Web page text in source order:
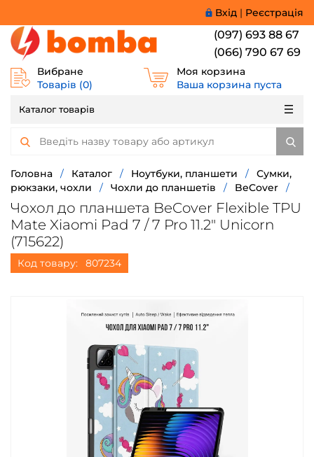
Вхід | Реєстрація
(097) 693 88 67
(066) 790 67 69
Вибране
Товарів (0)
Моя корзина
Ваша корзина пуста
Каталог товарів
Головна / Каталог / Ноутбуки, планшети /
Сумки,
рюкзаки, чохли
/ Чохли до планшетів / BeCover /
Чохол до планшета BeCover Flexible TPU
Mate Xiaomi Pad 7 / 7 Pro 11.2" Unicorn
(715622)
Код товару: 807234